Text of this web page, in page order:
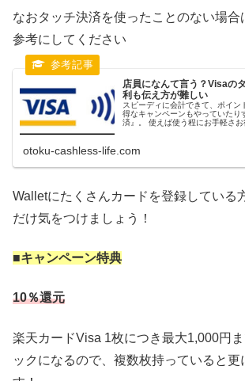
なおタッチ決済を使ったことのない場合
参考にしてください
店員になんて言う？Visaの
利も伝え方が難しい
スピーディに会計できて、ポイン
得なキャンペーンもやっていたり
済』。 使えば使う程にお手軽さ
otoku-cashless-life.com
Walletにたくさんカードを登録している
だけ気をつけましょう！
■キャンペーン特典
10％還元
楽天カードVisa 1枚につき最大1,000円
ックになるので、複数枚持っていると更